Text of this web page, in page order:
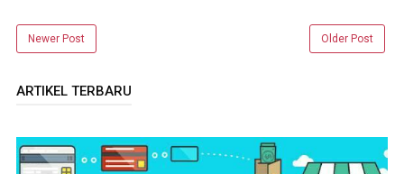
Newer Post Older Post
ARTIKEL TERBARU